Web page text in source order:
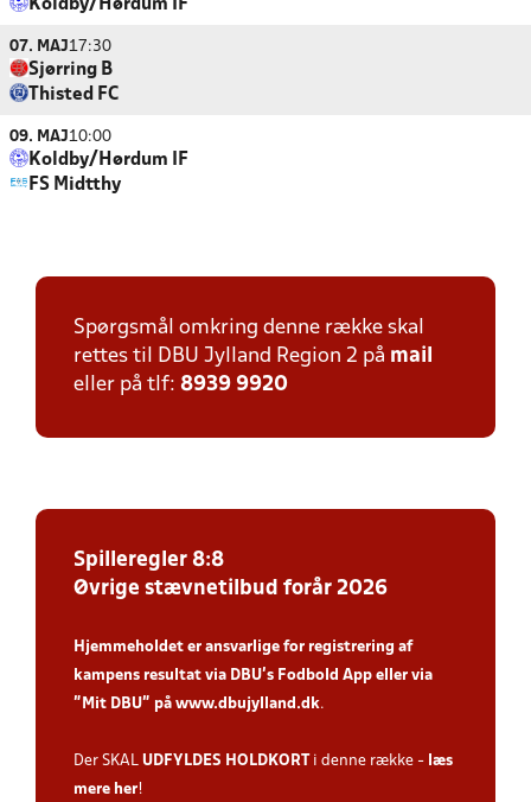
Koldby/Hørdum IF
07. MAJ17:30
Sjørring B
Thisted FC
09. MAJ10:00
Koldby/Hørdum IF
FS Midtthy
Spørgsmål omkring denne række skal
rettes til DBU Jylland Region 2 på mail
eller på tlf: 8939 9920
Spilleregler 8:8
Øvrige stævnetilbud forår 2026
Hjemmeholdet er ansvarlige for registrering af
kampens resultat via DBU’s Fodbold App eller via
”Mit DBU” på www.dbujylland.dk.
Der SKAL UDFYLDES HOLDKORTi denne række - læs
mere her!